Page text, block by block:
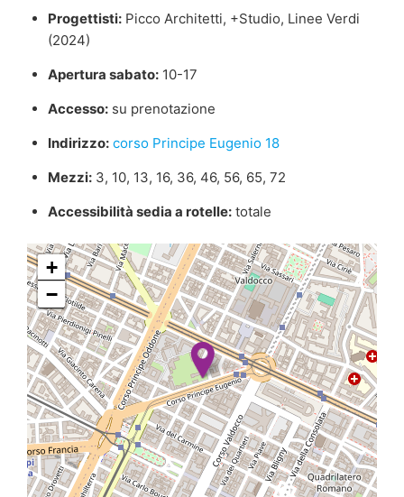
Progettisti:Picco Architetti, +Studio, Linee Verdi
(2024)
Apertura sabato:10-17
Accesso:su prenotazione
Indirizzo: corso Principe Eugenio 18
Mezzi:3, 10, 13, 16, 36, 46, 56, 65, 72
Accessibilità sedia a rotelle:totale
+
−